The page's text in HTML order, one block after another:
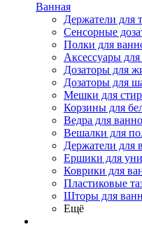
Ванная
Держатели для
Сенсорные
Полки для
Аксессуары
Дозаторы для
Дозаторы для
Мешки для
Корзины для
Ведра для
Вешалки для
Держатели для
Ершики для
Коврики для
Пластиковые
Шторы для
Ещё